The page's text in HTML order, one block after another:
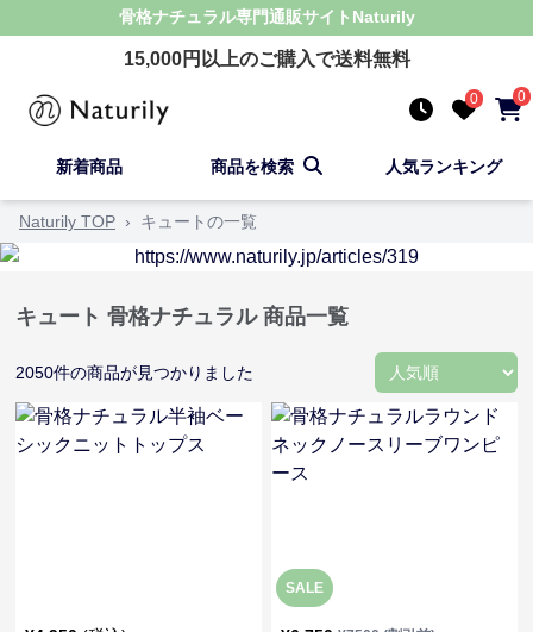
骨格ナチュラル専門通販サイト Naturily
15,000円以上のご購入で送料無料
0 0
新着商品 商品を検索 人気ランキング
Naturily TOP › キュートの一覧
キュート 骨格ナチュラル 商品一覧
2050件の商品が見つかりました
SALE